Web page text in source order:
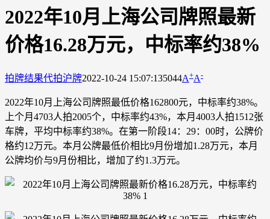
2022年10月上海公司牌照最新
价格16.28万元，中标率约38%
拍牌结果代拍沪牌2022-10-24 15:07:135044A+A-
2022年10月上海公司牌照最低价格162800元，中标率约38%。
上个月4703人拍2005个，中标率约43%，本月4003人拍1512张
车牌，平均中标率约38%。在第一阶段14：29：00时，公牌价
格约12万元。本月公牌最低价相比9月份增加1.28万元，本月
公牌均价与9月份相比，增加了约1.3万元。